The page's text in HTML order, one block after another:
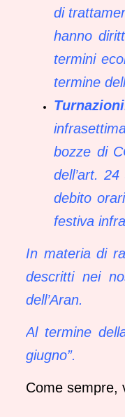
di
hanno
termini
termine
bozze di
dell’art.
debito
festiva
In materia di
descritti nei
dell’Aran.
Al termine
giugno”.
Come sempre,